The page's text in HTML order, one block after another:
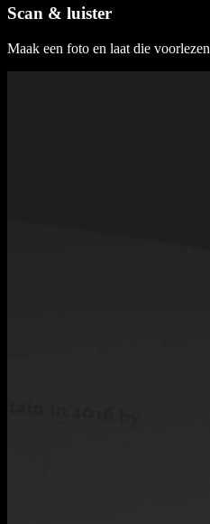
Scan & luister
Maak een foto en laat die voorlezen